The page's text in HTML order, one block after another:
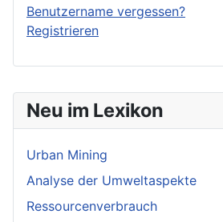
Neu im Lexikon
Urban Mining
Analyse der Umweltaspekte
Ressourcenverbrauch
Benutzername vergessen?
Registrieren